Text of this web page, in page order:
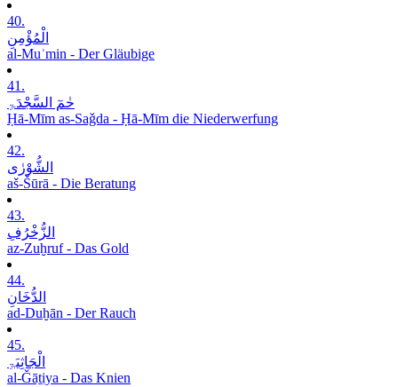
40.
الْمُؤْمِنِ
al-Muʾmin - Der Gläubige
41.
حٰمٓ السَّجْدَۃِ
Ḥā-Mīm as-Saǧda - Ḥā-Mīm die Niederwerfung
42.
الشُّوْرٰی
aš-Šūrā - Die Beratung
43.
الزُّخْرُفِ
az-Zuḫruf - Das Gold
44.
الدُّخَانِ
ad-Duḫān - Der Rauch
45.
الْجَاثِیَۃِ
al-Ǧāṯiya - Das Knien